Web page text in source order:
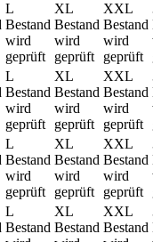
L
Bestand
wird
geprüft
XL
Bestand
wird
geprüft
XXL
Bestand
wird
geprüft
L
Bestand
wird
geprüft
XL
Bestand
wird
geprüft
XXL
Bestand
wird
geprüft
L
Bestand
wird
geprüft
XL
Bestand
wird
geprüft
XXL
Bestand
wird
geprüft
L
Bestand
XL
Bestand
XXL
Bestand